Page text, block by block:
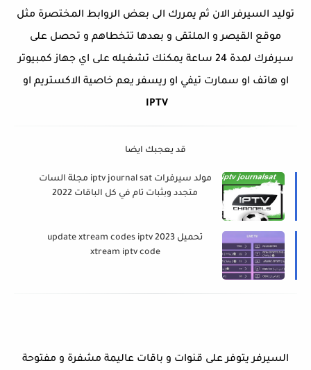
توليد السيرفر الان ثم يمررك الى بعض الروابط المختصرة مثل
موقع القيصر و الملتقى و بعدها تتخطاهم و تحصل على
سيرفرك لمدة 24 ساعة يمكنك تشغيله على اي جهاز كمبيوتر
او هاتف او سمارت تيفي او ريسفر يعم خاصية الاكستريم او
IPTV
قد يعجبك ايضا
مولد سيرفرات iptv journal sat مجلة السات
متجدد وبثبات تام في كل الباقات 2022
تحميل update xtream codes iptv 2023
xtream iptv code
السيرفر يتوفر على قنوات و باقات عاليمة مشفرة و مفتوحة